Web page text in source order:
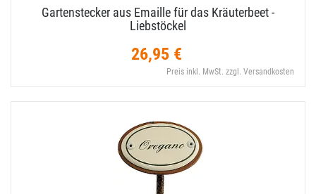
Gartenstecker aus Emaille für das Kräuterbeet -
Liebstöckel
26,95 €
Preis inkl. MwSt. zzgl. Versandkosten